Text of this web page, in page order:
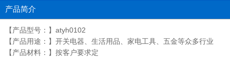
产品简介
【产品型号：】atyh0102
【产品用途：】开关电器、生活用品、家电工具、五金等众多行业
【产品材料：】按客户要求定